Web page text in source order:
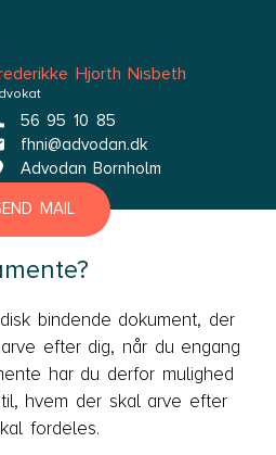
Hjorth Nisbeth
56 95 10 85
fhni@advodan.dk
Advodan Bornholm
MAIL
bindende dokument, der
efter dig, når du engang
har du derfor mulighed
hvem der skal arve efter
fordeles.